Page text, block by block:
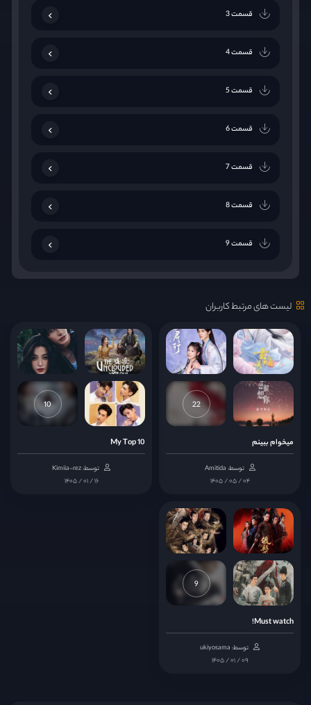
قسمت 3
قسمت 4
قسمت 5
قسمت 6
قسمت 7
قسمت 8
قسمت 9
قسمت 10
قسمت 12
قسمت 13
قسمت 15
قسمت 16
قسمت 17
قسمت 18
قسمت 19
قسمت 20
لیست های مرتبط کاربران
22
میخوام ببینم
توسط: Amitida
۱۴۰۵ / ۰۵ / ۰۴
10
My Top 10
توسط: Kimiia-rez
۱۴۰۵ / ۰۱ / ۱۶
9
Must watch!
توسط: ukiyosama
۱۴۰۵ / ۰۱ / ۰۹